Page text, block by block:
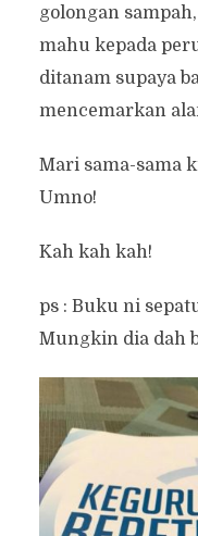
golongan
mahu kepada
ditanam supaya
mencemarkan
Mari sama-sama
Umno!
Kah kah kah!
ps : Buku ni
Mungkin dia dah